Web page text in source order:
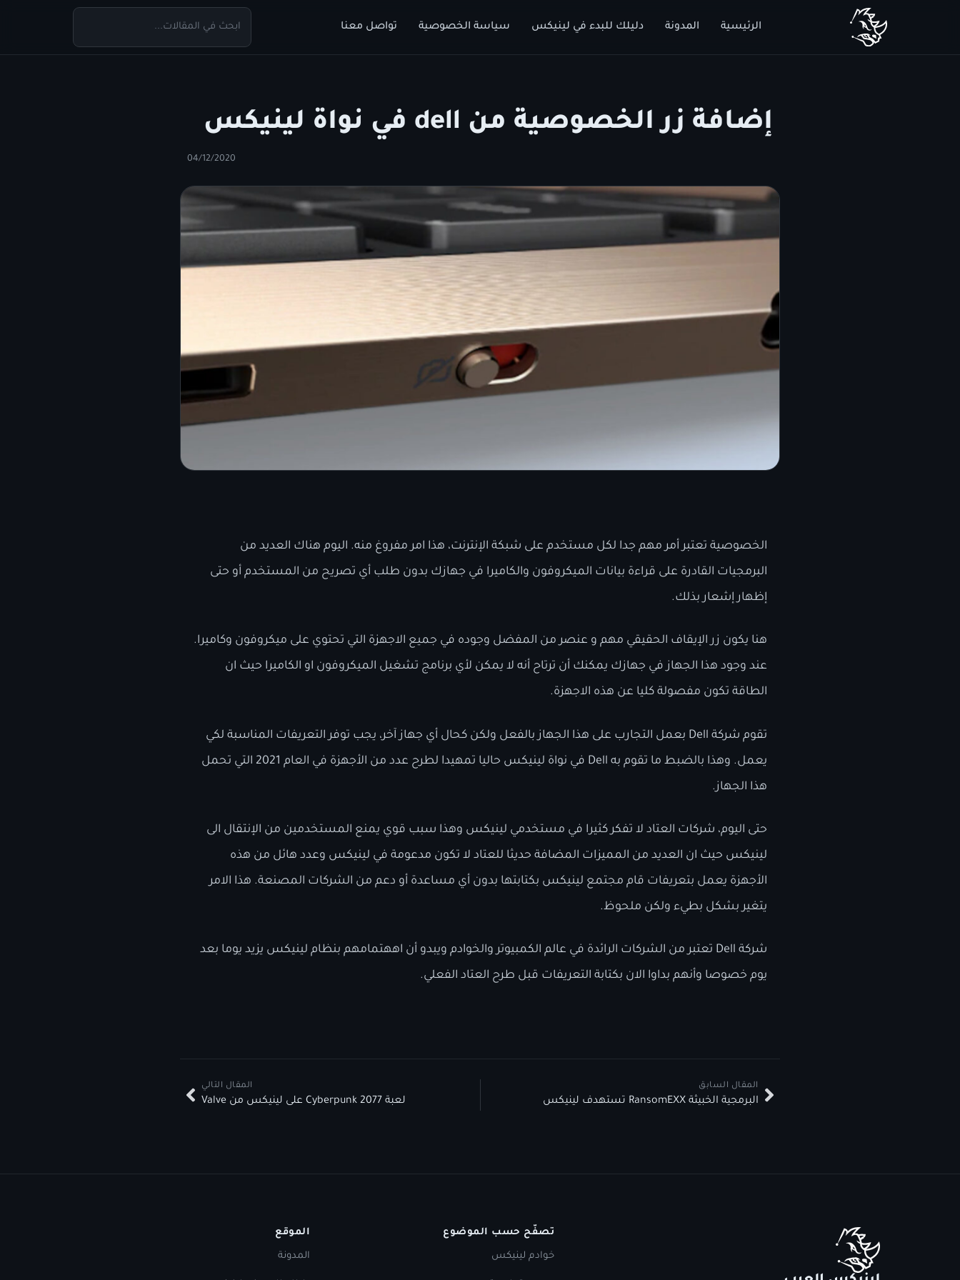
الرئيسية المدونة دليلك للبدء في لينيكس سياسة الخصوصية تواصل معنا
04/12/2020
إضافة زر الخصوصية من dell في نواة لينيكس
الخصوصية تعتبر أمر مهم جدا لكل مستخدم على شبكة الإنترنت، هذا امر مفروغ منه. اليوم هناك العديد من
البرمجيات القادرة على قراءة بيانات الميكروفون والكاميرا في جهازك بدون طلب أي تصريح من المستخدم أو حتى
إظهار إشعار بذلك.
هنا يكون زر الإيقاف الحقيقي مهم و عنصر من المفضل وجوده في جميع الاجهزة التي تحتوي على ميكروفون وكاميرا.
عند وجود هذا الجهاز في جهازك يمكنك أن ترتاح أنه لا يمكن لأي برنامج تشغيل الميكروفون او الكاميرا حيث ان
الطاقة تكون مفصولة كليا عن هذه الاجهزة.
تقوم شركة Dell بعمل التجارب على هذا الجهاز بالفعل ولكن كحال أي جهاز آخر، يجب توفر التعريفات المناسبة لكي
يعمل. وهذا بالضبط ما تقوم به Dell في نواة لينيكس حاليا تمهيدا لطرح عدد من الأجهزة في العام 2021 التي تحمل
هذا الجهاز.
حتى اليوم، شركات العتاد لا تفكر كثيرا في مستخدمي لينيكس وهذا سبب قوي يمنع المستخدمين من الإنتقال الى
لينيكس حيث ان العديد من المميزات المضافة حديثا للعتاد لا تكون مدعومة في لينيكس وعدد هائل من هذه
الأجهزة يعمل بتعريفات قام مجتمع لينيكس بكتابتها بدون أي مساعدة أو دعم من الشركات المصنعة. هذا الامر
يتغير بشكل بطيء ولكن ملحوظ.
شركة Dell تعتبر من الشركات الرائدة في عالم الكمبيوتر والخوادم ويبدو أن اههتمامهم بنظام لينيكس يزيد يوما بعد
يوم خصوصا وأنهم بداوا الان بكتابة التعريفات قبل طرح العتاد الفعلي.
المقال السابق
البرمجية الخبيثة RansomEXX تستهدف لينيكس
المقال التالي
لعبة Cyberpunk 2077 على لينيكس من Valve
تصفّح حسب الموضوع
خوادم لينيكس
الموقع
المدونة